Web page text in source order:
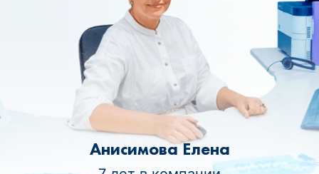
Анисимова Елена